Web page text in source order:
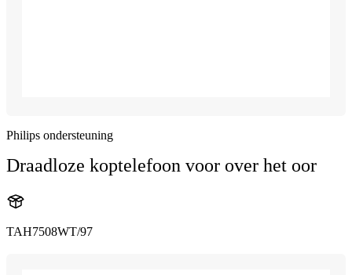
Philips ondersteuning
Draadloze koptelefoon voor over het oor
TAH7508WT/97